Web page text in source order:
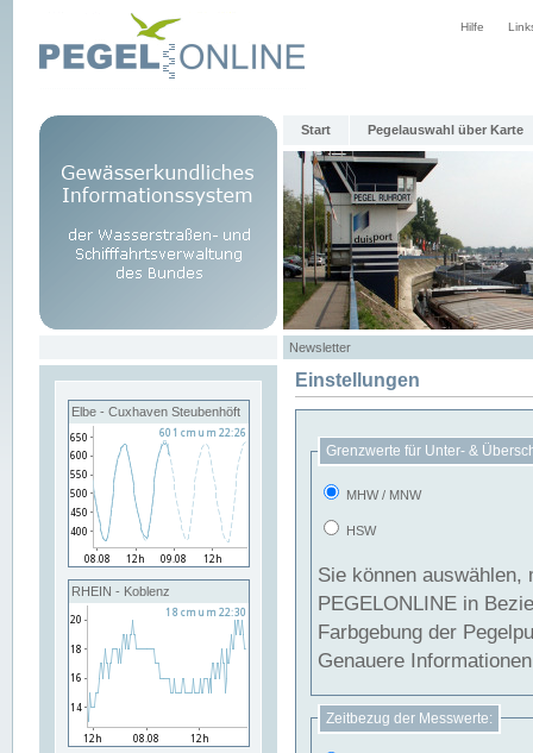
Hilfe
Start Pegelauswahl über Karte
Newsletter
Elbe - Cuxhaven Steubenhöft
RHEIN - Koblenz
Einstellungen
Grenzwerte für Unter- &
MHW / MNW
HSW
Sie können
PEGELONLINE in Beziehung
Farbgebung der
Genauere
Zeitbezug der Messwerte: